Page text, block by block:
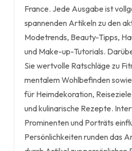
France. Jede Ausgabe ist
spannenden Artikeln zu den
Modetrends, Beauty-Tipps,
und Make-up-Tutorials.
Sie wertvolle Ratschläge zu
mentalem Wohlbefinden
für Heimdekoration,
und kulinarische Rezepte.
Prominenten und Porträts
Persönlichkeiten runden das